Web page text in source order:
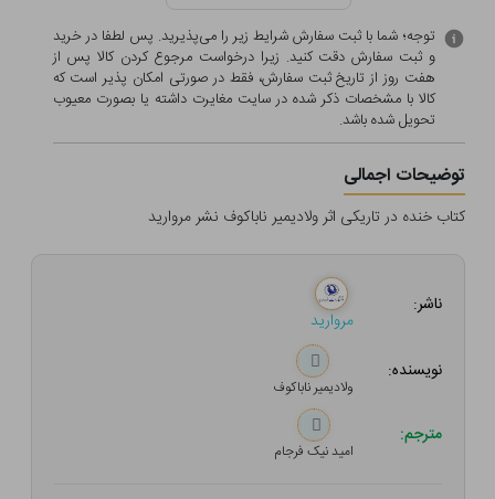
توجه؛ شما با ثبت سفارش شرایط زیر را می‌پذیرید. پس لطفا در خرید
و ثبت سفارش دقت کنید. زیرا درخواست مرجوع کردن کالا پس از
هفت روز از تاریخ ثبت سفارش، فقط در صورتی امکان پذیر است که
کالا با مشخصات ذکر شده در سایت مغایرت داشته یا بصورت معيوب
تحویل شده باشد.
توضیحات اجمالی
کتاب خنده در تاریکی اثر ولادیمیر ناباکوف نشر مروارید
ناشر:
مروارید
نویسنده:
ولادیمیر ناباکوف
مترجم:
امید نیک فرجام